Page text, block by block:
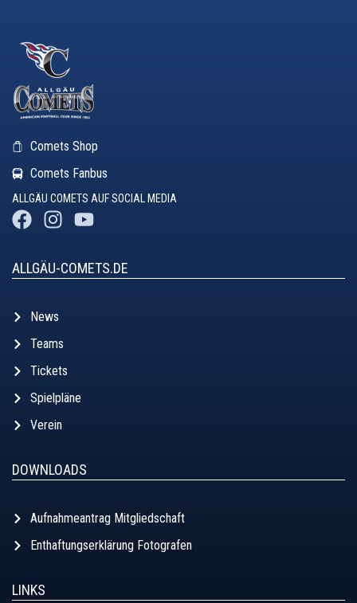
Comets Shop
Comets Fanbus
ALLGÄU COMETS AUF SOCIAL MEDIA
ALLGÄU-COMETS.DE
News
Teams
Tickets
Spielpläne
Verein
DOWNLOADS
Aufnahmeantrag Mitgliedschaft
Enthaftungserklärung Fotografen
LINKS